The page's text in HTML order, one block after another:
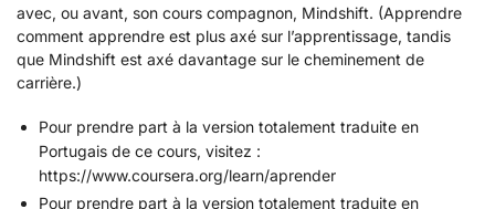
avec, ou avant, son cours compagnon, Mindshift. (Apprendre
comment apprendre est plus axé sur l’apprentissage, tandis
que Mindshift est axé davantage sur le cheminement de
carrière.)
Pour prendre part à la version totalement traduite en
Portugais de ce cours, visitez :
https://www.coursera.org/learn/aprender
Pour prendre part à la version totalement traduite en